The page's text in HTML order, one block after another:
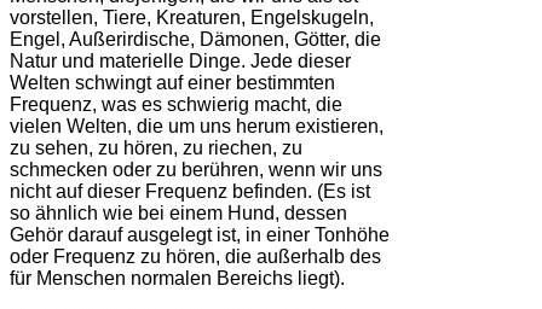
vorstellen, Tiere, Kreaturen, Engelskugeln,
Engel, Außerirdische, Dämonen, Götter, die
Natur und materielle Dinge. Jede dieser
Welten schwingt auf einer bestimmten
Frequenz, was es schwierig macht, die
vielen Welten, die um uns herum existieren,
zu sehen, zu hören, zu riechen, zu
schmecken oder zu berühren, wenn wir uns
nicht auf dieser Frequenz befinden. (Es ist
so ähnlich wie bei einem Hund, dessen
Gehör darauf ausgelegt ist, in einer Tonhöhe
oder Frequenz zu hören, die außerhalb des
für Menschen normalen Bereichs liegt).